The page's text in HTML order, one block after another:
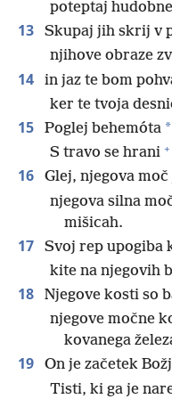
poteptaj
13 Skupaj jih skrij v
njihove obraze
14
in jaz te bom
ker te tvoja
15 Poglej behemóta *
S travo se hrani +
16
Glej, njegova
njegova silna
mišicah.
17
Svoj rep upogiba
kite na njegovih
18
Njegove kosti so
njegove močne
kovanega
19
On je začetek
Tisti, ki ga je